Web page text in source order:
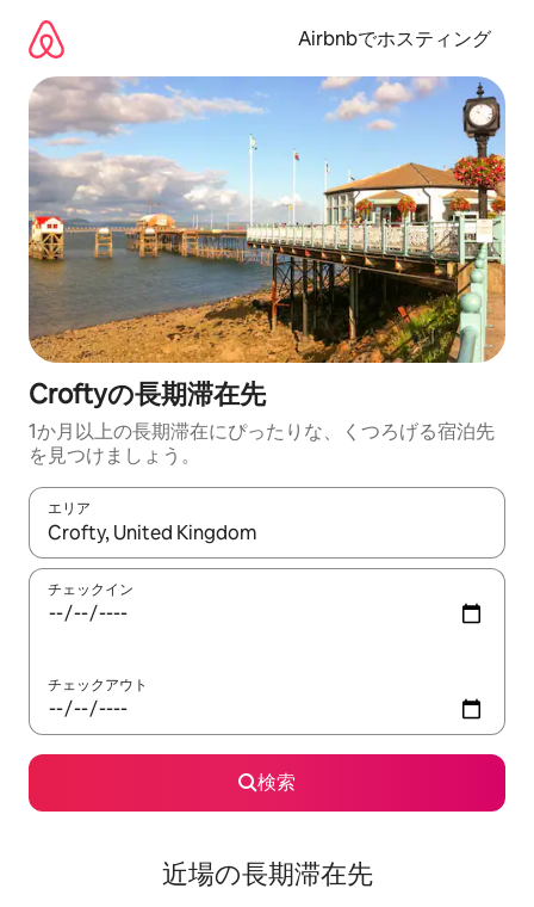
Airbnbでホスティング
Croftyの長期滞在先
1か月以上の長期滞在にぴったりな、くつろげる宿泊先
を見つけましょう。
エリア
検索結果が表示されたら、上下の矢印キーを使って移動するか
チェックイン
チェックアウト
検索
近場の長期滞在先